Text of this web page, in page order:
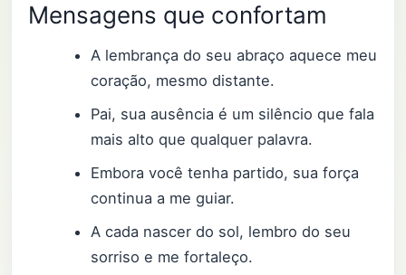
Mensagens que confortam
A lembrança do seu abraço aquece meu
coração, mesmo distante.
Pai, sua ausência é um silêncio que fala
mais alto que qualquer palavra.
Embora você tenha partido, sua força
continua a me guiar.
A cada nascer do sol, lembro do seu
sorriso e me fortaleço.